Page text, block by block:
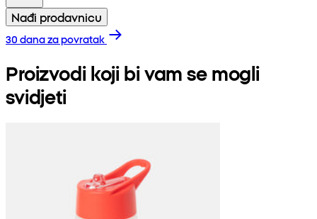
Nađi prodavnicu
30 dana za povratak
Proizvodi koji bi vam se mogli
svidjeti